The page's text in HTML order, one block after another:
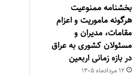
بخشنامه ممنوعیت
هرگونه ماموریت و اعزام
مقامات، مدیران و
مسئولان کشوری به عراق
در بازه زمانی اربعین
۱۲ مرداد‌ماه ۱۴۰۵